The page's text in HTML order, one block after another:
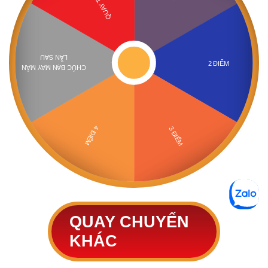
2 ĐIỂM
3 ĐIỂM
4 ĐIỂM
CHÚC BẠN MAY MẮN
LẦN SAU
QUAY CHUYẾN
KHÁC